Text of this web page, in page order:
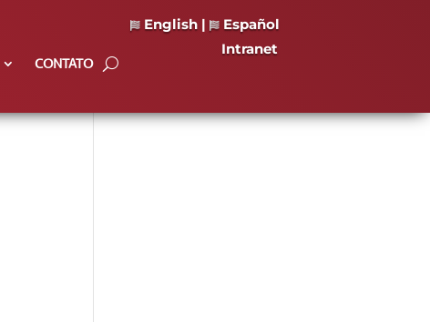
CONTATO
English|
Español
Intranet